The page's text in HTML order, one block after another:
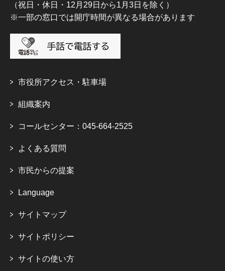
（祝日・休日・12月29日から1月3日を除く）
※一部の窓口では開庁時間が異なる場合があります
市役所アクセス・駐車場
組織案内
コールセンター：045-664-2525
よくある質問
市民からの提案
Language
サイトマップ
サイトポリシー
サイトの使い方